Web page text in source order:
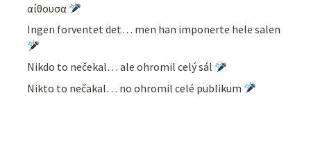
αίθουσα
Ingen forventet det… men han imponerte hele salen
Nikdo to nečekal… ale ohromil celý sál
Nikto to nečakal… no ohromil celé publikum